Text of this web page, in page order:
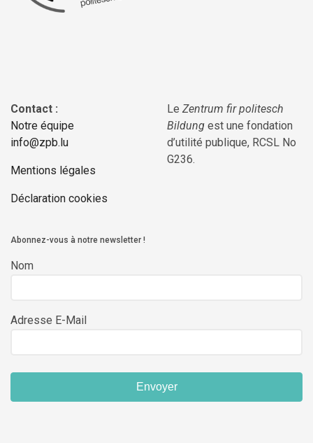
Contact :
Notre équipe
info@zpb.lu
Mentions légales
Déclaration cookies
Le Zentrum fir politesch
Bildung est une fondation
d’utilité publique, RCSL No
G236.
Abonnez-vous à notre newsletter !
Nom
Adresse E-Mail
Envoyer